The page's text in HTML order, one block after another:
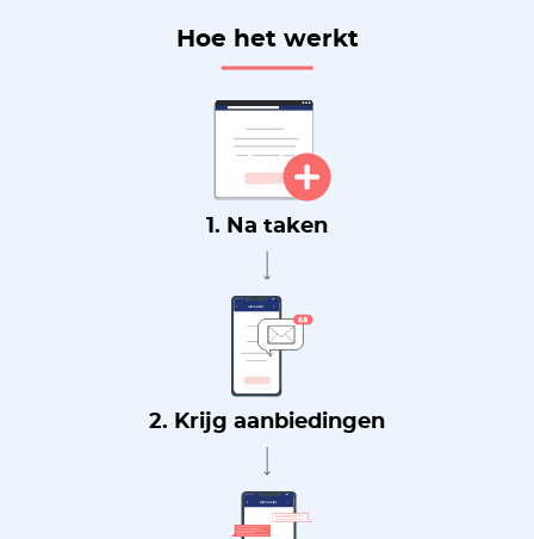
Hoe het werkt
1. Na taken
2. Krijg aanbiedingen